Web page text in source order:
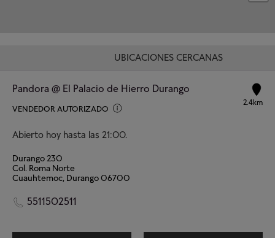
UBICACIONES CERCANAS
Pandora @ El Palacio de Hierro Durango
VENDEDOR AUTORIZADO
Abierto hoy hasta las 21:00.
2.4km
Durango 230
Col. Roma Norte
Cuauhtemoc, Durango 06700
5511502511